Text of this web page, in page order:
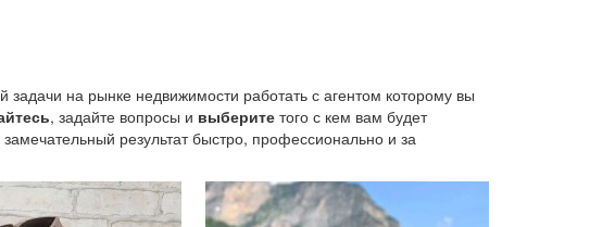
на рынке недвижимости работать с агентом которому вы
, задайте вопросы и выберите того с кем вам будет
результат быстро, профессионально и за